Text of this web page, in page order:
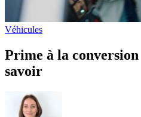
Véhicules
Prime à la
savoir